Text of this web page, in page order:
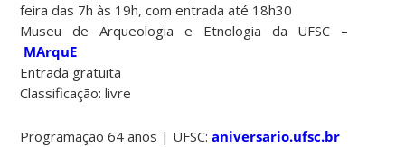
feira das 7h às 19h, com entrada até 18h30
Museu de Arqueologia e Etnologia da UFSC –
MArquE
Entrada gratuita
Classificação: livre
Programação 64 anos | UFSC:aniversario.ufsc.br